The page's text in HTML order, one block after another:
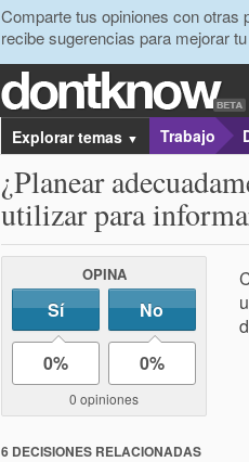
Comparte tus opiniones con otras
recibe sugerencias para mejorar
Explorar temas ▼ Trabajo
¿Planear
utilizar para
OPINA
Sí No
0% 0%
0 opiniones
6 DECISIONES RELACIONADAS